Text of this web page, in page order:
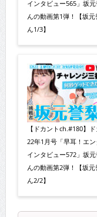
インタビュー565」坂元
んの動画第1弾！【坂元
ん1/3】
【ドカントch.#180】
22年1月号「早耳！エン
インタビュー572」坂元
んの動画第2弾！【坂元
ん2/2】